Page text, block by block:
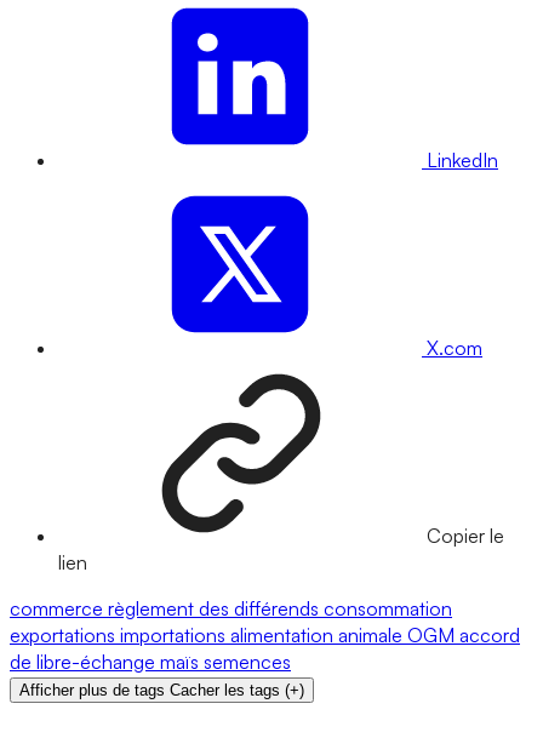
LinkedIn
X.com
Copier le
lien
commerce règlement des différends consommation
exportations importations alimentation animale OGM accord
de libre-échange maïs semences
Afficher plus de tags Cacher les tags (+)